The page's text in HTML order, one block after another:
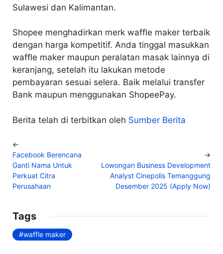
Sulawesi dan Kalimantan.
Shopee menghadirkan merk waffle maker terbaik
dengan harga kompetitif. Anda tinggal masukkan
waffle maker maupun peralatan masak lainnya di
keranjang, setelah itu lakukan metode
pembayaran sesuai selera. Baik melalui transfer
Bank maupun menggunakan ShopeePay.
Berita telah di terbitkan oleh Sumber Berita
←
Facebook Berencana
Ganti Nama Untuk
Perkuat Citra
Perusahaan
Lowongan Business Development
Analyst Cinepolis Temanggung
Desember 2025 (Apply Now)
→
Tags
waffle maker